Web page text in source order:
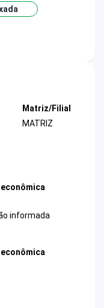
Matriz/Filial
MATRIZ
informada